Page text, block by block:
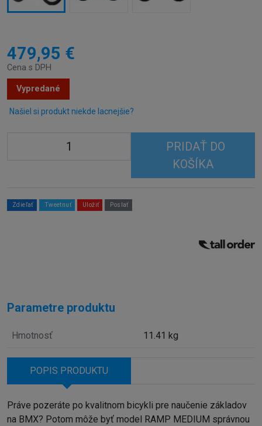
479,95 €
Cena s DPH
Vypredané
Našiel si produkt niekde lacnejšie?
PRIDAŤ DO
KOŠÍKA
Zdieľať Tweetnuť Uložiť Poslať
Parametre produktu
Hmotnosť 11.41 kg
POPIS PRODUKTU
Práve pozeráte po kvalitnom bicykli pre naučenie základov
na BMX? Potom môže byť model RAMP MEDIUM správnou